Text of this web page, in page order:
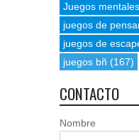
Juegos mentales
juegos de
juegos de
juegos bñ (167)
CONTACTO
Nombre